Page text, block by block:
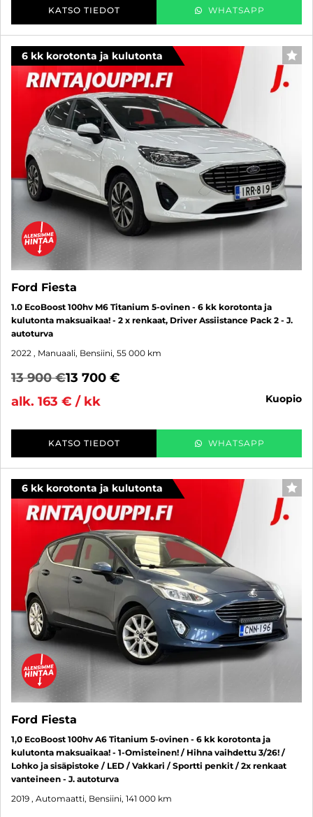
KATSO TIEDOT WHATSAPP
6 kk korotonta ja kulutonta
Ford Fiesta
1.0 EcoBoost 100hv M6 Titanium 5-ovinen - 6 kk korotonta ja
kulutonta maksuaikaa! - 2 x renkaat, Driver Assiistance Pack 2 - J.
autoturva
2022 , Manuaali, Bensiini, 55 000 km
13 900 €13 700 €
alk. 163 € / kk
kuopio
KATSO TIEDOT WHATSAPP
6 kk korotonta ja kulutonta
Ford Fiesta
1,0 EcoBoost 100hv A6 Titanium 5-ovinen - 6 kk korotonta ja
kulutonta maksuaikaa! - 1-Omisteinen! / Hihna vaihdettu 3/26! /
Lohko ja sisäpistoke / LED / Vakkari / Sportti penkit / 2x renkaat
vanteineen - J. autoturva
2019 , Automaatti, Bensiini, 141 000 km